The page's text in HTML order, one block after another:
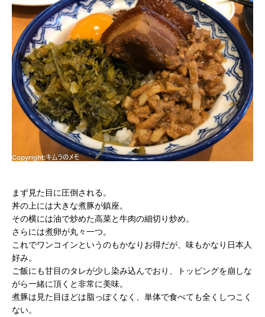
まず見た目に圧倒される。
丼の上には大きな煮豚が鎮座。
その横には油で炒めた高菜と牛肉の細切り炒め。
さらには煮卵が丸々一つ。
これでワンコインというのもかなりお得だが、味もかなり日本人
好み。
ご飯にも甘目のタレが少し染み込んでおり、トッピングを崩しな
がら一緒に頂くと非常に美味。
煮豚は見た目ほどは脂っぽくなく、単体で食べても全くしつこく
ない。